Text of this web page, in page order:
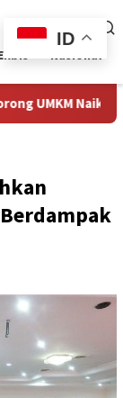
Nasional
Kelas melalui
ID